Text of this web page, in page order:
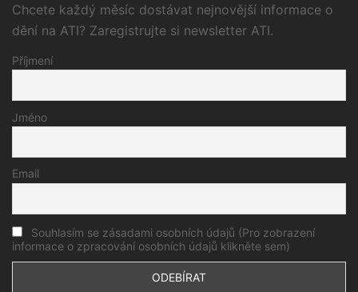
Chcete každý měsíc dostávat nejnovější informace o
dění na ATI? Zaregistrujte si newsletter ATI.
Příjmení
Jméno
Email
Souhlasím se zásadami osobních údajů (Pro zobrazení
informace o zpracování osobních údajů klikněte sem)